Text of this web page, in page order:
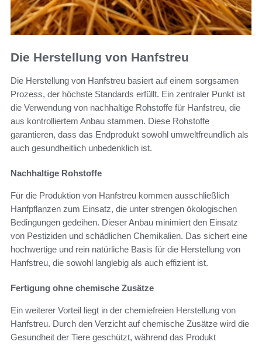
Die Herstellung von Hanfstreu
Die Herstellung von Hanfstreu basiert auf einem sorgsamen
Prozess, der höchste Standards erfüllt. Ein zentraler Punkt ist
die Verwendung von nachhaltige Rohstoffe für Hanfstreu, die
aus kontrolliertem Anbau stammen. Diese Rohstoffe
garantieren, dass das Endprodukt sowohl umweltfreundlich als
auch gesundheitlich unbedenklich ist.
Nachhaltige Rohstoffe
Für die Produktion von Hanfstreu kommen ausschließlich
Hanfpflanzen zum Einsatz, die unter strengen ökologischen
Bedingungen gedeihen. Dieser Anbau minimiert den Einsatz
von Pestiziden und schädlichen Chemikalien. Das sichert eine
hochwertige und rein natürliche Basis für die Herstellung von
Hanfstreu, die sowohl langlebig als auch effizient ist.
Fertigung ohne chemische Zusätze
Ein weiterer Vorteil liegt in der chemiefreien Herstellung von
Hanfstreu. Durch den Verzicht auf chemische Zusätze wird die
Gesundheit der Tiere geschützt, während das Produkt